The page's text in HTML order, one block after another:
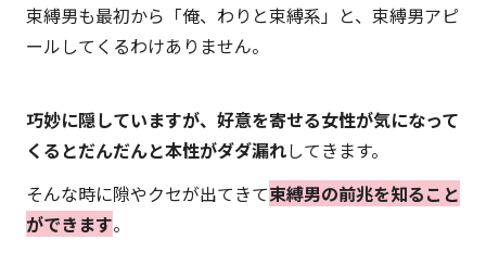
束縛男も最初から「俺、わりと束縛系」と、束縛男アピ
ールしてくるわけありません。
巧妙に隠していますが、好意を寄せる女性が気になって
くるとだんだんと本性がダダ漏れしてきます。
そんな時に隙やクセが出てきて束縛男の前兆を知ること
ができます。